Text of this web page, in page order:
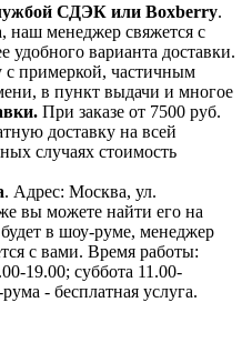
СДЭК или Boxberry.
наш менеджер свяжется с
удобного варианта доставки.
примеркой, частичным
в пункт выдачи и многое
При заказе от 7500 руб.
доставку на всей
случаях стоимость
. Адрес: Москва, ул.
вы можете найти его на
в шоу-руме, менеджер
с вами. Время работы:
19.00; суббота 11.00-
- бесплатная услуга.